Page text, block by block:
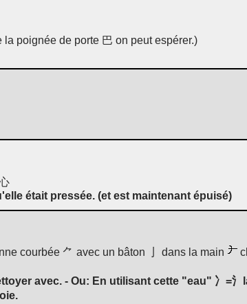
poignée de porte 巴 on peut espérer.)
était pressée. (et est maintenant épuisé)
courbée ⺈ avec un bâton 亅 dans la main
avec. - Ou: En utilisant cette "eau" 冫=